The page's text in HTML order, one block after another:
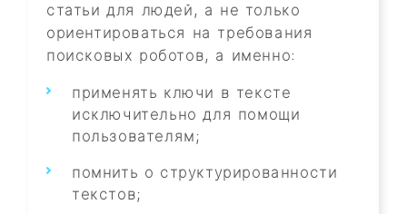
статьи для людей, а не только
ориентироваться на требования
поисковых роботов, а именно:
применять ключи в тексте
исключительно для помощи
пользователям;
помнить о структурированности
текстов;